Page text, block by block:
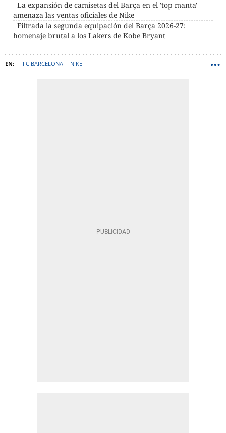
La expansión de camisetas del Barça en el 'top manta'
amenaza las ventas oficiales de Nike
Filtrada la segunda equipación del Barça 2026-27:
homenaje brutal a los Lakers de Kobe Bryant
FC BARCELONA NIKE